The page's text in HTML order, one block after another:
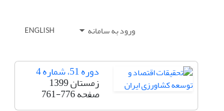
ورود به سامانه ENGLISH
دوره 51، شماره 4
زمستان 1399
صفحه761-776